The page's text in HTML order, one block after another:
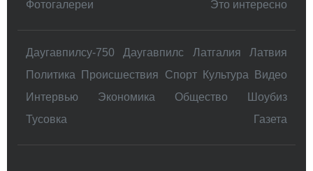
Фотогалереи
Это интересно
Даугавпилсу-750 Даугавпилс Латгалия
Латвия
Политика
Происшествия Спорт Культура
Видео
Интервью
Экономика Общество
Шоубиз
Тусовка
Газета